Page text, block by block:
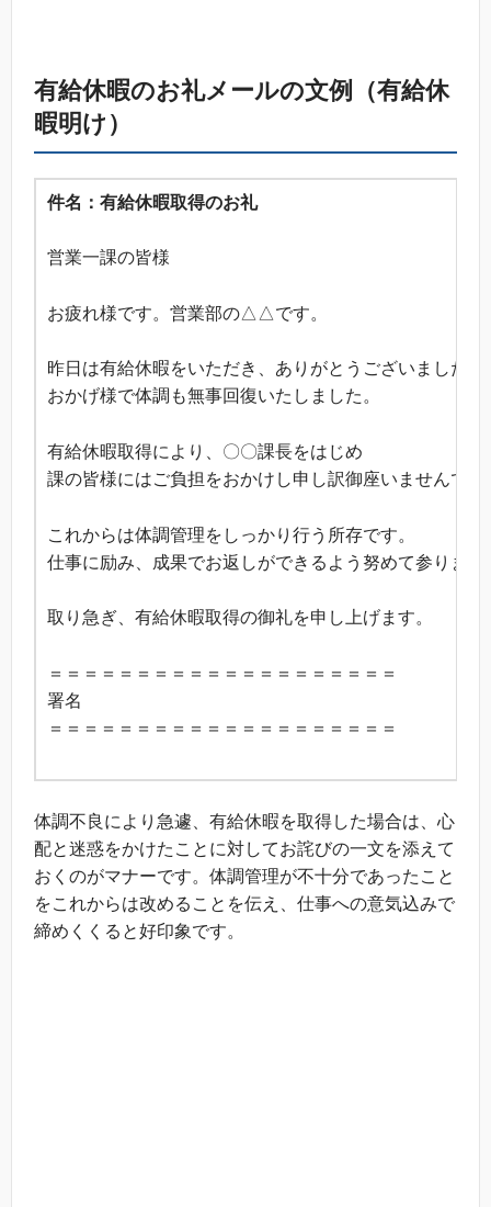
有給休暇のお礼メールの文例（有給休
暇明け）
件名：有給休暇取得のお礼
営業一課の皆様
お疲れ様です。営業部の△△です。
昨日は有給休暇をいただき、ありがとうございました。
おかげ様で体調も無事回復いたしました。
有給休暇取得により、〇〇課長をはじめ
課の皆様にはご負担をおかけし申し訳御座いませんでし
これからは体調管理をしっかり行う所存です。
仕事に励み、成果でお返しができるよう努めて参ります
取り急ぎ、有給休暇取得の御礼を申し上げます。
＝＝＝＝＝＝＝＝＝＝＝＝＝＝＝＝＝＝＝＝
署名
＝＝＝＝＝＝＝＝＝＝＝＝＝＝＝＝＝＝＝＝
体調不良により急遽、有給休暇を取得した場合は、心
配と迷惑をかけたことに対してお詫びの一文を添えて
おくのがマナーです。体調管理が不十分であったこと
をこれからは改めることを伝え、仕事への意気込みで
締めくくると好印象です。